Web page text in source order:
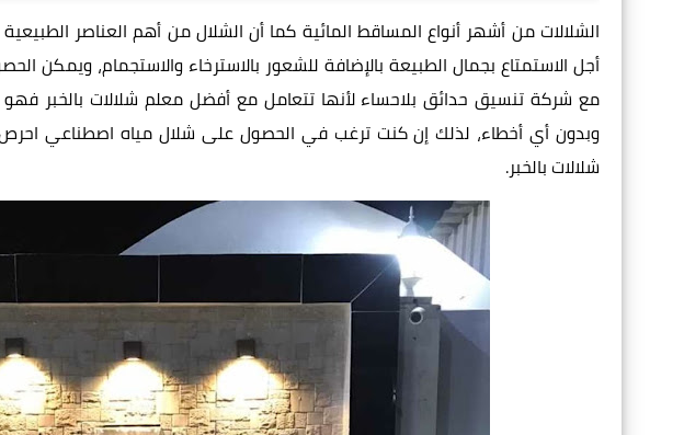
الشلالات من أشهر أنواع المساقط المائية كما أن الشلال من أهم العناصر
أجل الاستمتاع بجمال الطبيعة بالإضافة للشعور بالاسترخاء والاستجمام، ويمكن
مع شركة تنسيق حدائق بلاحساء لأنها تتعامل مع أفضل معلم شلالات بالخبر
وبدون أي أخطاء، لذلك إن كنت ترغب في الحصول على شلال مياه اصطناعي احرص
شلالاتبالخبر.